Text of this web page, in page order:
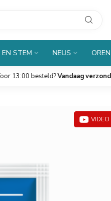
EN STEM NEUS OREN
besteld?Vandaag verzonden!*
VIDEO